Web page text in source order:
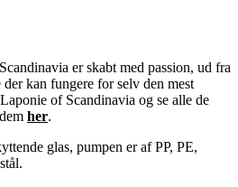
er skabt med passion, ud fra
kan fungere for selv den mest
of Scandinavia og se alle de
her.
glas, pumpen er af PP, PE,